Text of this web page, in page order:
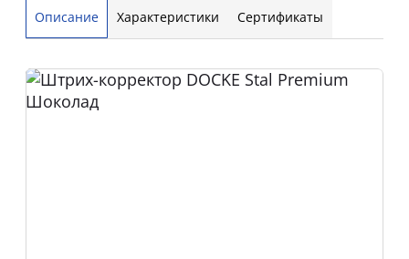
Описание Характеристики Сертификаты